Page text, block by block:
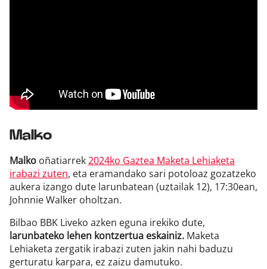
Malko
Malko oñatiarrek2024ko Gaztea Maketa Lehiaketa
irabazi zuten, eta eramandako sari potoloaz gozatzeko
aukera izango dute larunbatean (uztailak 12), 17:30ean,
Johnnie Walker oholtzan.
Bilbao BBK Liveko azken eguna irekiko dute,
larunbateko lehen kontzertua eskainiz. Maketa
Lehiaketa zergatik irabazi zuten jakin nahi baduzu
gerturatu karpara, ez zaizu damutuko.